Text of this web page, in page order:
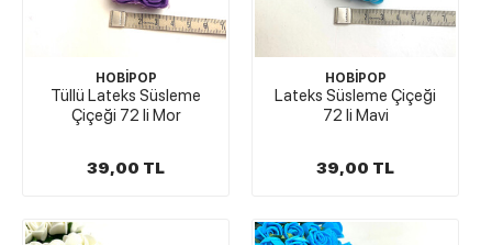
HOBİPOP
Tüllü Lateks Süsleme
Çiçeği 72 li Mor
39,00 TL
HOBİPOP
Lateks Süsleme Çiçeği
72 li Mavi
39,00 TL